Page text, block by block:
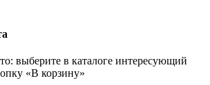
выберите в каталоге интересующий
«В корзину»